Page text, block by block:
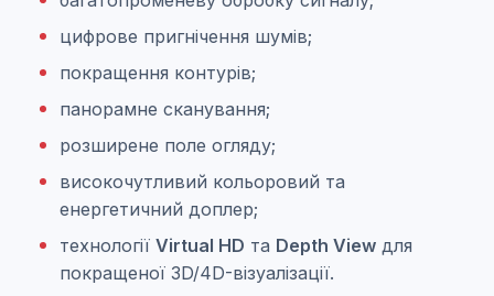
цифрове пригнічення шумів;
покращення контурів;
панорамне сканування;
розширене поле огляду;
високочутливий кольоровий та
енергетичний доплер;
технології Virtual HD та Depth View для
покращеної 3D/4D-візуалізації.